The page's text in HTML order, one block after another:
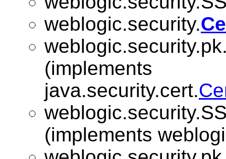
weblogic.security.
(implements
java.security.cert.
(implements